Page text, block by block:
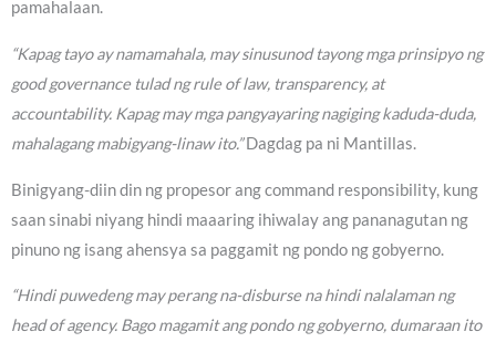
pamahalaan.
“Kapag tayo ay namamahala, may sinusunod tayong mga prinsipyo ng
good governance tulad ng rule of law, transparency, at
accountability. Kapag may mga pangyayaring nagiging kaduda-duda,
mahalagang mabigyang-linaw ito.”Dagdag pa ni Mantillas.
Binigyang-diin din ng propesor ang command responsibility, kung
saan sinabi niyang hindi maaaring ihiwalay ang pananagutan ng
pinuno ng isang ahensya sa paggamit ng pondo ng gobyerno.
“Hindi puwedeng may perang na-disburse na hindi nalalaman ng
head of agency. Bago magamit ang pondo ng gobyerno, dumaraan ito